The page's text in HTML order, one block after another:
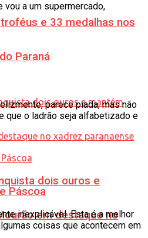
e 33 medalhas nos
Paraná
dois ouros e
em destaque no
vou a um supermercado,
parece piada, mas não
que o ladrão seja alfabetizado e
Páscoa
inexplicável. Esta é a melhor
coisas que acontecem em